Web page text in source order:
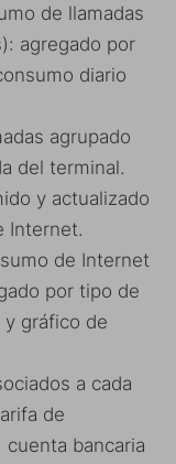
de llamadas
agregado por
diario
agrupado
del terminal.
y actualizado
Internet.
de Internet
por tipo de
y gráfico de
a cada
de
bancaria